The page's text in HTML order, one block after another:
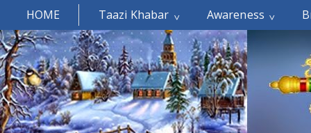
HOME Taazi Khabar Awareness